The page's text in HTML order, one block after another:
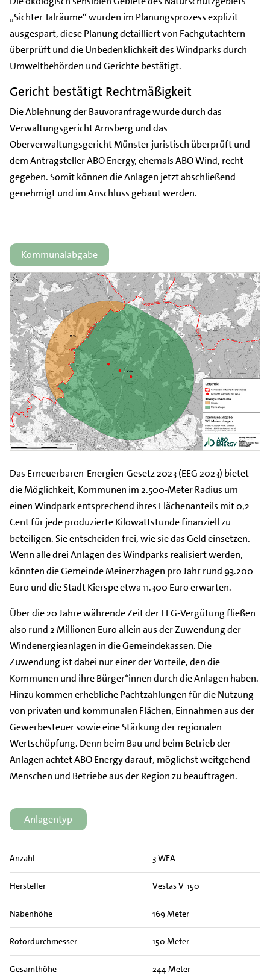
„Sichter Talräume“ wurden im Planungsprozess explizit
ausgespart, diese Planung detailliert von Fachgutachtern
überprüft und die Unbedenklichkeit des Windparks durch
Umweltbehörden und Gerichte bestätigt.
Gericht bestätigt Rechtmäßigkeit
Die Ablehnung der Bauvoranfrage wurde durch das
Verwaltungsgericht Arnsberg und das
Oberverwaltungsgericht Münster juristisch überprüft und
dem Antragsteller ABO Energy, ehemals ABO Wind, recht
gegeben. Somit können die Anlagen jetzt abschließend
genehmigt und im Anschluss gebaut werden.
Kommunalabgabe
Das Erneuerbaren-Energien-Gesetz 2023 (EEG 2023) bietet
die Möglichkeit, Kommunen im 2.500-Meter Radius um
einen Windpark entsprechend ihres Flächenanteils mit 0,2
Cent für jede produzierte Kilowattstunde finanziell zu
beteiligen. Sie entscheiden frei, wie sie das Geld einsetzen.
Wenn alle drei Anlagen des Windparks realisiert werden,
könnten die Gemeinde Meinerzhagen pro Jahr rund 93.200
Euro und die Stadt Kierspe etwa 11.300 Euro erwarten.
Über die 20 Jahre währende Zeit der EEG-Vergütung fließen
also rund 2 Millionen Euro allein aus der Zuwendung der
Windenergieanlagen in die Gemeindekassen. Die
Zuwendung ist dabei nur einer der Vorteile, den die
Kommunen und ihre Bürger*innen durch die Anlagen haben.
Hinzu kommen erhebliche Pachtzahlungen für die Nutzung
von privaten und kommunalen Flächen, Einnahmen aus der
Gewerbesteuer sowie eine Stärkung der regionalen
Wertschöpfung. Denn beim Bau und beim Betrieb der
Anlagen achtet ABO Energy darauf, möglichst weitgehend
Menschen und Betriebe aus der Region zu beauftragen.
Anlagentyp
Anzahl 3 WEA
Hersteller Vestas V-150
Nabenhöhe 169 Meter
Rotordurchmesser 150 Meter
Gesamthöhe 244 Meter